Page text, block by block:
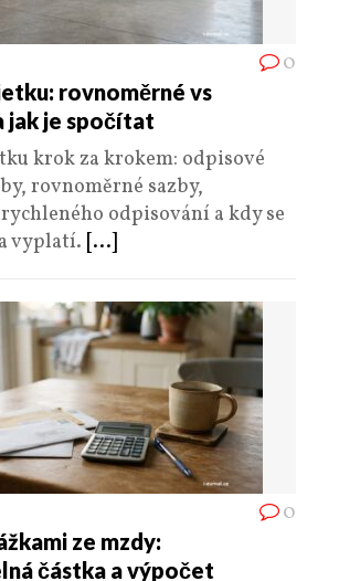
0
rovnoměrné vs
jak je spočítat
krok za krokem: odpisové
rovnoměrné sazby,
odpisování a kdy se
vyplatí. [...]
0
ze mzdy:
částka a výpočet